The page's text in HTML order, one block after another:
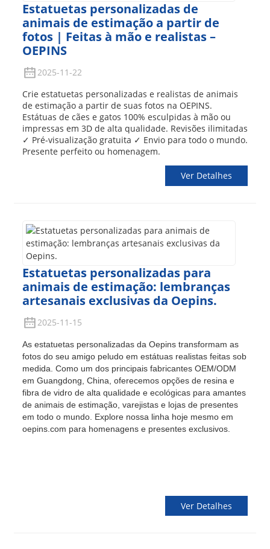
Estatuetas personalizadas de
animais de estimação a partir de
fotos | Feitas à mão e realistas –
OEPINS
2025-11-22
Crie estatuetas personalizadas e realistas de animais
de estimação a partir de suas fotos na OEPINS.
Estátuas de cães e gatos 100% esculpidas à mão ou
impressas em 3D de alta qualidade. Revisões ilimitadas
✓ Pré-visualização gratuita ✓ Envio para todo o mundo.
Presente perfeito ou homenagem.
Ver Detalhes
Estatuetas personalizadas para
animais de estimação: lembranças
artesanais exclusivas da Oepins.
2025-11-15
As estatuetas personalizadas da Oepins transformam as
fotos do seu amigo peludo em estátuas realistas feitas sob
medida. Como um dos principais fabricantes OEM/ODM
em Guangdong, China, oferecemos opções de resina e
fibra de vidro de alta qualidade e ecológicas para amantes
de animais de estimação, varejistas e lojas de presentes
em todo o mundo. Explore nossa linha hoje mesmo em
oepins.com para homenagens e presentes exclusivos.
Ver Detalhes